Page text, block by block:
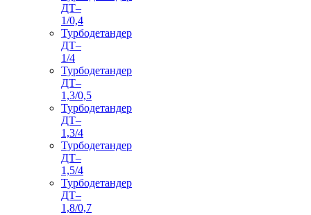
ДТ–
1/0,4
Турбодетандер
ДТ–
1/4
Турбодетандер
ДТ–
1,3/0,5
Турбодетандер
ДТ–
1,3/4
Турбодетандер
ДТ–
1,5/4
Турбодетандер
ДТ–
1,8/0,7